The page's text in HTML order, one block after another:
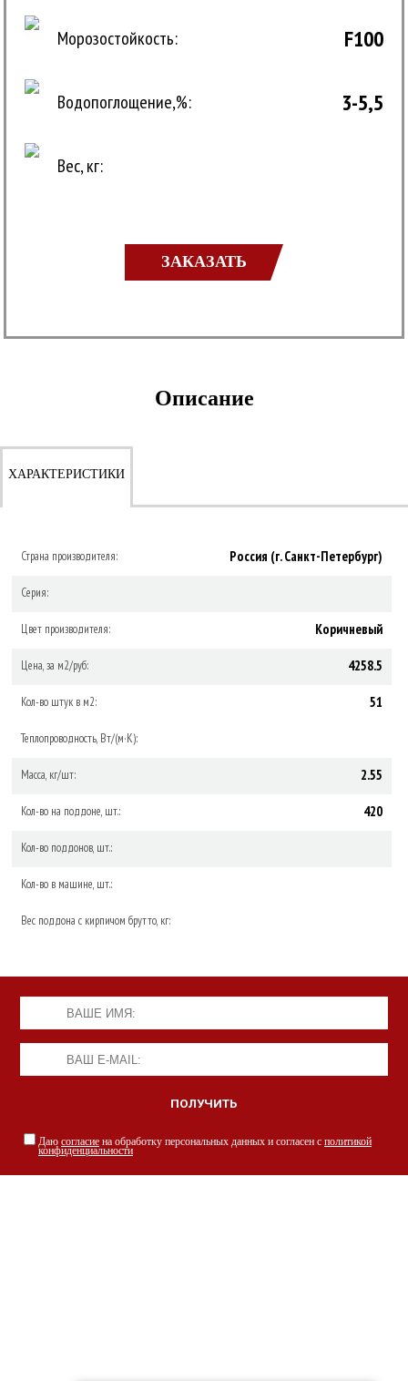
Морозостойкость: F100
Водопоглощение,%: 3-5,5
Вес, кг:
ЗАКАЗАТЬ
Описание
ХАРАКТЕРИСТИКИ
Страна производителя: Россия (г. Санкт-Петербург)
Серия:
Цвет производителя: Коричневый
Цена, за м2/руб: 4258.5
Кол-во штук в м2: 51
Теплопроводность, Вт/(м·К):
Масса, кг/шт: 2.55
Кол-во на поддоне, шт.: 420
Кол-во поддонов, шт.:
Кол-во в машине, шт.:
Вес поддона с кирпичом брутто, кг:
Даю согласие на обработку персональных данных и согласен с политикой
конфиденциальности